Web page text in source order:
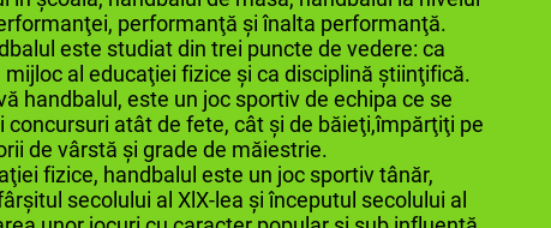
performanţă şi înalta performanţă.
este studiat din trei puncte de vedere: ca
al educaţiei fizice şi ca disciplină ştiinţifică.
handbalul, este un joc sportiv de echipa ce se
concursuri atât de fete, cât şi de băieţi,împărţiţi pe
de vârstă şi grade de măiestrie.
fizice, handbalul este un joc sportiv tânăr,
secolului al XlX-lea şi începutul secolului al